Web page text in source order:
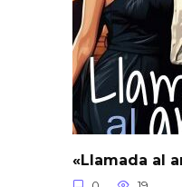
«Llamada al